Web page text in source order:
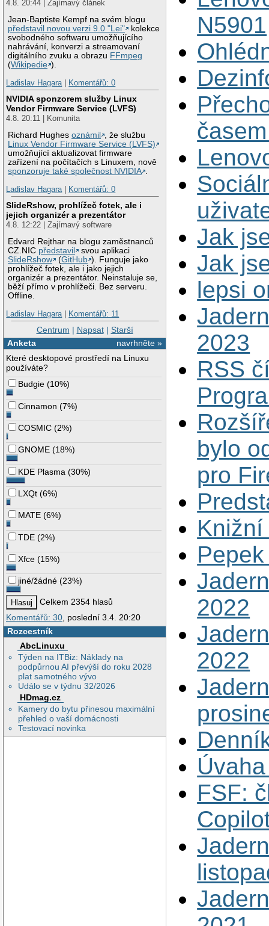
4.8. 20:44 | Zajímavý článek
Jean-Baptiste Kempf na svém blogu
představil novou verzi 9.0 "Lei"
kolekce
svobodného softwaru umožňujícího
nahrávání, konverzi a streamovaní
digitálního zvuku a obrazu FFmpeg
(Wikipedie ).
Ladislav Hagara| Komentářů: 0
NVIDIA sponzorem služby Linux
Vendor Firmware Service (LVFS)
4.8. 20:11 | Komunita
Richard Hughesoznámil
, že službu
Linux Vendor Firmware Service (LVFS)
umožňující aktualizovat firmware
zařízení na počítačích s Linuxem, nově
sponzoruje také společnost NVIDIA .
Ladislav Hagara| Komentářů: 0
SlideRshow, prohlížeč fotek, ale i
jejich organizér a prezentátor
4.8. 12:22 | Zajímavý software
Edvard Rejthar na blogu zaměstnanců
CZ.NIC představil
svou aplikaci
SlideRshow
(GitHub ). Funguje jako
prohlížeč fotek, ale i jako jejich
organizér a prezentátor. Neinstaluje se,
běží přímo v prohlížeči. Bez serveru.
Offline.
Ladislav Hagara| Komentářů: 11
Centrum | Napsat| Starší
navrhněte »
Anketa
Které desktopové prostředí na Linuxu
používáte?
Budgie (10%)
Cinnamon (7%)
COSMIC (2%)
GNOME (18%)
KDE Plasma (30%)
LXQt (6%)
MATE (6%)
TDE (2%)
Xfce (15%)
jiné/žádné (23%)
Celkem 2354 hlasů
Komentářů: 30 , poslední 3.4. 20:20
Rozcestník
AbcLinuxu
Týden na ITBiz: Náklady na
podpůrnou AI převýší do roku 2028
plat samotného vývo
Událo se v týdnu 32/2026
HDmag.cz
Kamery do bytu přinesou maximální
přehled o vaší domácnosti
Testovací novinka
N5901
Jak
Jak
lepsi
2023
RSS
bylo
pro
2022
2022
FSF: